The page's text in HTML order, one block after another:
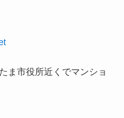
ま市役所近くでマンショ